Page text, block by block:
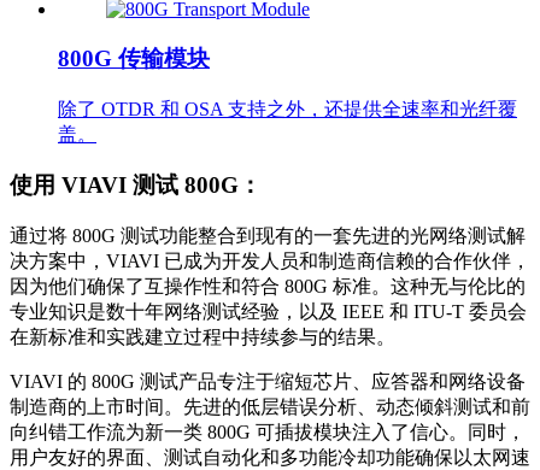
800G 传输模块
除了 OTDR 和 OSA 支持之外，还提供全速率和光纤覆
盖。
使用 VIAVI 测试 800G：
通过将 800G 测试功能整合到现有的一套先进的光网络测试解
决方案中，VIAVI 已成为开发人员和制造商信赖的合作伙伴，
因为他们确保了互操作性和符合 800G 标准。这种无与伦比的
专业知识是数十年网络测试经验，以及 IEEE 和 ITU-T 委员会
在新标准和实践建立过程中持续参与的结果。
VIAVI 的 800G 测试产品专注于缩短芯片、应答器和网络设备
制造商的上市时间。先进的低层错误分析、动态倾斜测试和前
向纠错工作流为新一类 800G 可插拔模块注入了信心。同时，
用户友好的界面、测试自动化和多功能冷却功能确保以太网速